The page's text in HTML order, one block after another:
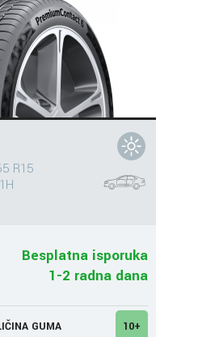
R15
Besplatna isporuka
1-2 radna dana
GUMA 10+